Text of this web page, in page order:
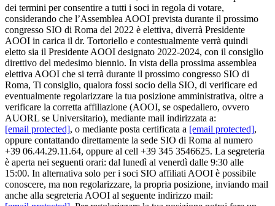
dei termini per consentire a tutti i soci in regola di votare,
considerando che l’Assemblea AOOI prevista durante il prossimo
congresso SIO di Roma del 2022 è elettiva, diverrà Presidente
AOOI in carica il dr. Tortoriello e contestualmente verrà quindi
eletto sia il Presidente AOOI designato 2022-2024, con il consiglio
direttivo del medesimo biennio. In vista della prossima assemblea
elettiva AOOI che si terrà durante il prossimo congresso SIO di
Roma, Ti consiglio, qualora fossi socio della SIO, di verificare ed
eventualmente regolarizzare la tua posizione amministrativa, oltre a
verificare la corretta affiliazione (AOOI, se ospedaliero, ovvero
AUORL se Universitario), mediante mail indirizzata a:
[email protected], o mediante posta certificata a [email protected],
oppure contattando direttamente la sede SIO di Roma al numero
+39 06.44.29.11.64, oppure al cell +39 345 3546625. La segreteria
è aperta nei seguenti orari: dal lunedì al venerdì dalle 9:30 alle
15:00. In alternativa solo per i soci SIO affiliati AOOI è possibile
conoscere, ma non regolarizzare, la propria posizione, inviando mail
anche alla segreteria AOOI al seguente indirizzo mail: